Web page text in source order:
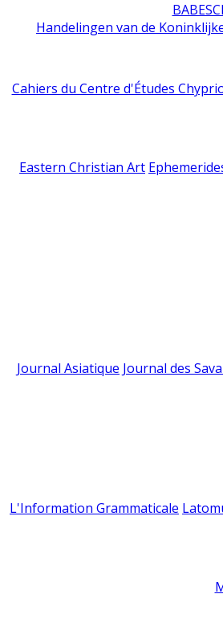
Handelingen van de
Cahiers du Centre d'Études
Eastern Christian Art
Journal Asiatique Journal des
L'Information Grammaticale